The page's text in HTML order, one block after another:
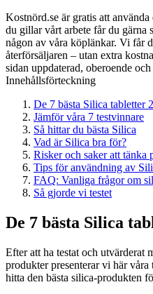
Kostnörd.se är gratis att
du gillar vårt arbete får du gärna
någon av våra köplänkar. Vi får
återförsäljaren – utan extra
sidan uppdaterad, oberoende
Innehållsförteckning
De 7 bästa Silica tabletter
Jämför våra 7 testvinnare
Så hittar du bästa Silica
Vad är Silica bra för?
Risker och saker att tänka
Tips för användning av
FAQ: Vanliga frågor om
Så gjorde vi testet
De 7 bästa Silica
Efter att ha testat och utvärderat
produkter presenterar vi här
hitta den bästa silica-produkten